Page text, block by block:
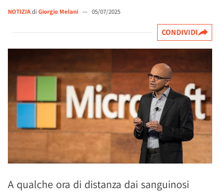
NOTIZIAdi Giorgio Melani — 05/07/2025
CONDIVIDI
A qualche ora di distanza dai sanguinosi